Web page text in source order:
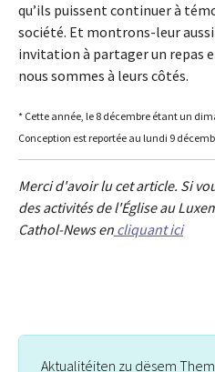
qu’ils puissent continuer à
société. Et montrons-leur
invitation à partager un repas
nous sommes à leurs côtés.
* Cette année, le 8 décembre étant un
Conception est reportée au lundi 9
Merci d'avoir lu cet article. Si
des activités de l'Église au
Cathol-News en cliquant ici
Aktualitéiten zu dësem